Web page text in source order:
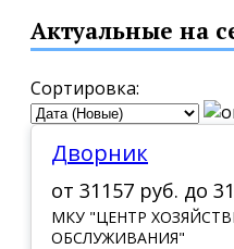
Актуальные на
Сортировка:
Дворник
от 31157 руб. до
МКУ "ЦЕНТР
ОБСЛУЖИВАНИЯ"